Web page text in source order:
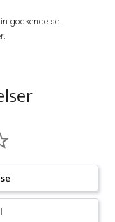
godkendelse.
.